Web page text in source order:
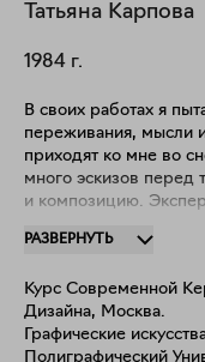
Татьяна Карпова
1984 г.
В своих работах я
переживания, мысли
приходят ко мне во
много эскизов перед
и композицию.
люблю чувствовать
плавные, струящиеся, гладкие. В
исследую мир внутри
примирить с
РАЗВЕРНУТЬ
Курс Современной
Дизайна, Москва.
Графические
Полиграфический